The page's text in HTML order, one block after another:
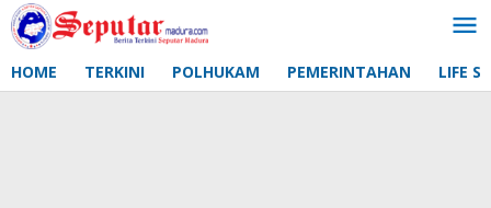
Lewati
ke
HOME TERKINI POLHUKAM PEMERINTAHAN LIFE